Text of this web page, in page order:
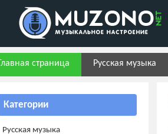
Главная страница Русская музыка
Категории
Русская музыка